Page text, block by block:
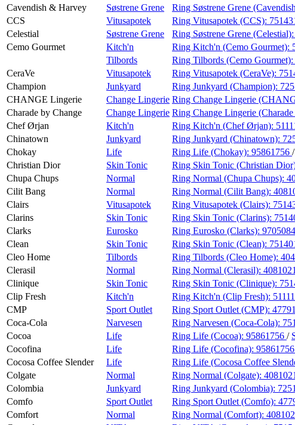
Cavendish & Harvey
Søstrene Grene Ring Søstrene Grene
CCS
Vitusapotek Ring Vitusapotek (CCS):
Celestial
Søstrene Grene Ring Søstrene Grene (Celestial):
Cemo Gourmet
Kitch'n Ring Kitch'n (Cemo Gourmet):
Tilbords
Ring Tilbords (Cemo Gourmet):
CeraVe
Vitusapotek Ring Vitusapotek (CeraVe):
Champion
Junkyard Ring Junkyard (Champion):
CHANGE Lingerie
Change Lingerie Ring Change Lingerie
Charade by Change
Change Lingerie Ring Change Lingerie
Chef Ørjan
Kitch'n Ring Kitch'n (Chef Ørjan):
Chinatown
Junkyard Ring Junkyard (Chinatown):
Chokay
Life Ring Life (Chokay): 95861756 /
Christian Dior
Skin Tonic Ring Skin Tonic (Christian
Chupa Chups
Normal Ring Normal (Chupa Chups):
Cilit Bang
Normal Ring Normal (Cilit Bang):
Clairs
Vitusapotek Ring Vitusapotek (Clairs):
Clarins
Skin Tonic Ring Skin Tonic (Clarins):
Clarks
Eurosko Ring Eurosko (Clarks):
Clean
Skin Tonic Ring Skin Tonic (Clean):
Cleo Home
Tilbords Ring Tilbords (Cleo Home):
Clerasil
Normal Ring Normal (Clerasil):
Clinique
Skin Tonic Ring Skin Tonic (Clinique):
Clip Fresh
Kitch'n Ring Kitch'n (Clip Fresh):
CMP
Sport Outlet Ring Sport Outlet (CMP):
Coca-Cola
Narvesen Ring Narvesen (Coca-Cola):
Cocoa
Life Ring Life (Cocoa): 95861756 /
Cocofina
Life Ring Life (Cocofina): 95861756
Cocosa Coffee Slender
Life Ring Life (Cocosa Coffee
Colgate
Normal Ring Normal (Colgate):
Colombia
Junkyard Ring Junkyard (Colombia):
Comfo
Sport Outlet Ring Sport Outlet (Comfo):
Comfort
Normal Ring Normal (Comfort):